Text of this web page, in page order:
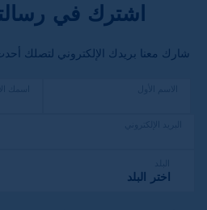
اشترك في
شارك معنا بريدك الإلكتروني لتصلك
اختر البلد